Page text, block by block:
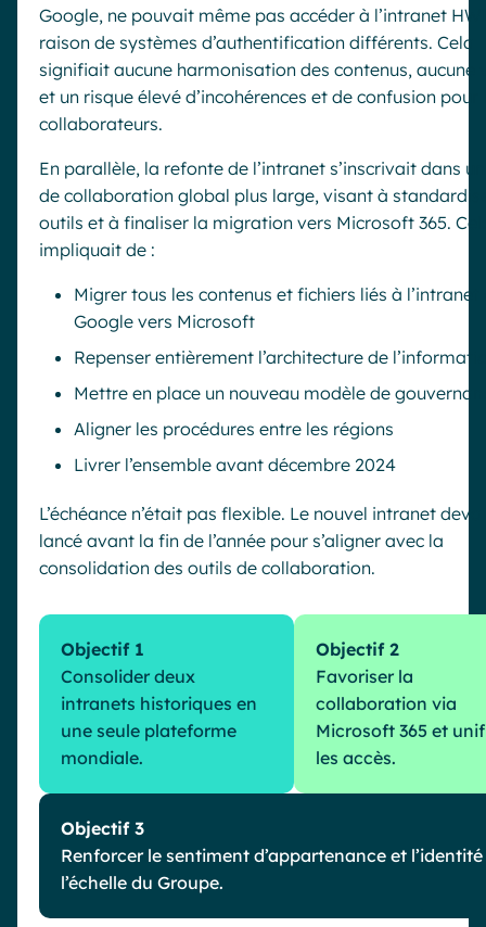
Google, ne pouvait même pas accéder à l’intranet
raison de systèmes d’authentification différents. Cela
signifiait aucune harmonisation des contenus, aucune
et un risque élevé d’incohérences et de confusion pour
collaborateurs.
En parallèle, la refonte de l’intranet s’inscrivait dans
de collaboration global plus large, visant à
outils et à finaliser la migration vers Microsoft 365.
impliquait de :
Migrer tous les contenus et fichiers liés à l’intranet
Google vers Microsoft
Repenser entièrement l’architecture de
Mettre en place un nouveau modèle de
Aligner les procédures entre les régions
Livrer l’ensemble avant décembre 2024
L’échéance n’était pas flexible. Le nouvel intranet
lancé avant la fin de l’année pour s’aligner avec la
consolidation des outils de collaboration.
Objectif 1
Consolider deux
intranets historiques en
une seule plateforme
mondiale.
Objectif 2
Favoriser la
collaboration via
Microsoft 365 et
les accès.
Objectif 3
Renforcer le sentiment d’appartenance et
l’échelle du Groupe.